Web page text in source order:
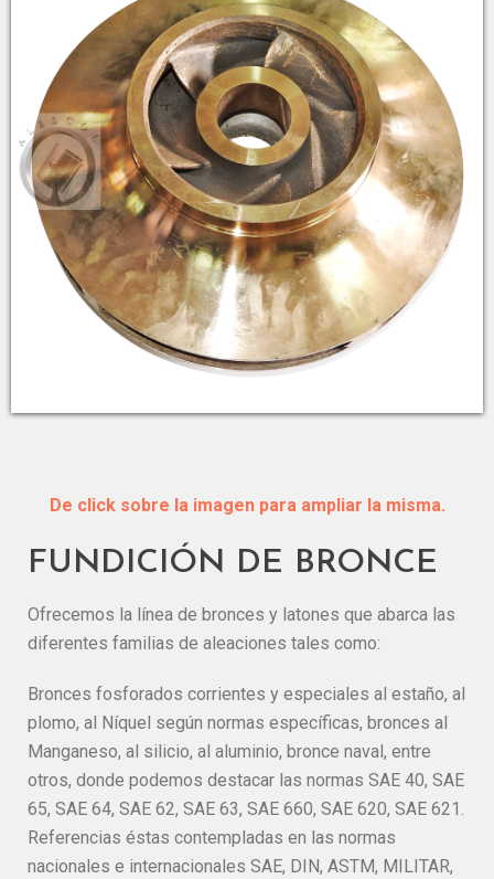
De click sobre la imagen para ampliar la misma.
FUNDICIÓN DE BRONCE
Ofrecemos la línea de bronces y latones que abarca las
diferentes familias de aleaciones tales como:
Bronces fosforados corrientes y especiales al estaño, al
plomo, al Níquel según normas específicas, bronces al
Manganeso, al silicio, al aluminio, bronce naval, entre
otros, donde podemos destacar las normas SAE 40, SAE
65, SAE 64, SAE 62, SAE 63, SAE 660, SAE 620, SAE 621.
Referencias éstas contempladas en las normas
nacionales e internacionales SAE, DIN, ASTM, MILITAR,